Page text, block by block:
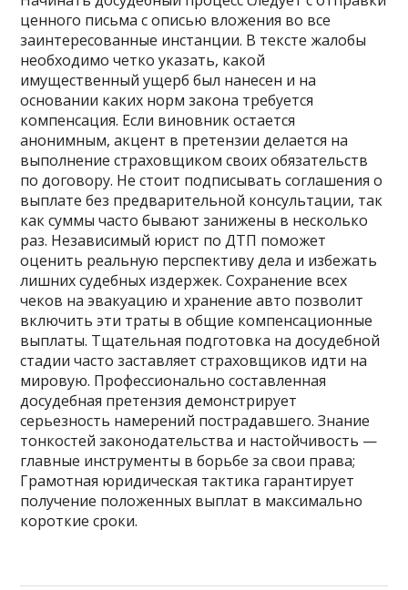
ценного письма с описью вложения во все
заинтересованные инстанции. В тексте жалобы
необходимо четко указать, какой
имущественный ущерб был нанесен и на
основании каких норм закона требуется
компенсация. Если виновник остается
анонимным, акцент в претензии делается на
выполнение страховщиком своих обязательств
по договору. Не стоит подписывать соглашения о
выплате без предварительной консультации, так
как суммы часто бывают занижены в несколько
раз. Независимый юрист по ДТП поможет
оценить реальную перспективу дела и избежать
лишних судебных издержек. Сохранение всех
чеков на эвакуацию и хранение авто позволит
включить эти траты в общие компенсационные
выплаты. Тщательная подготовка на досудебной
стадии часто заставляет страховщиков идти на
мировую. Профессионально составленная
досудебная претензия демонстрирует
серьезность намерений пострадавшего. Знание
тонкостей законодательства и настойчивость —
главные инструменты в борьбе за свои права;
Грамотная юридическая тактика гарантирует
получение положенных выплат в максимально
короткие сроки.